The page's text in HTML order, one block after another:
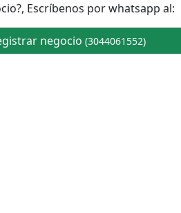
Escríbenos por whatsapp al:
negocio (3044061552)